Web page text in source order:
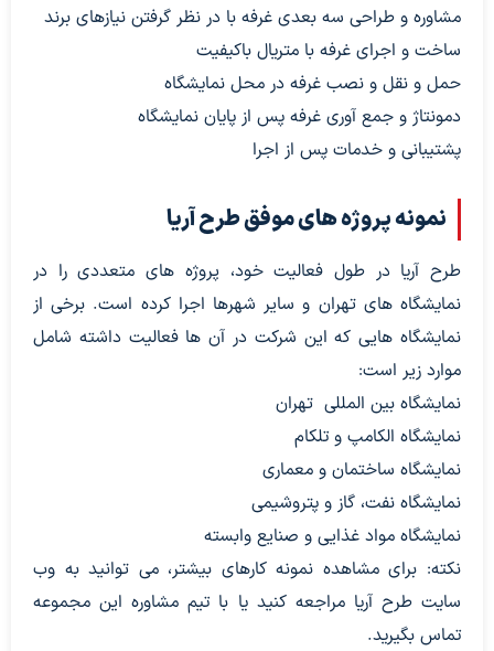
مشاوره و طراحی سه بعدی غرفه با در نظر گرفتن نیازهای برند
ساخت و اجرای غرفه با متریال باکیفیت
حمل و نقل و نصب غرفه در محل نمایشگاه
دمونتاژ و جمع آوری غرفه پس از پایان نمایشگاه
پشتیبانی و خدمات پس از اجرا
نمونه پروژه های موفق طرح آریا
طرح آریا در طول فعالیت خود، پروژه های متعددی را در
نمایشگاه های تهران و سایر شهرها اجرا کرده است. برخی از
نمایشگاه هایی که این شرکت در آن ها فعالیت داشته شامل
موارد زیر است:
نمایشگاه بین المللی تهران
نمایشگاه الکامپ و تلکام
نمایشگاه ساختمان و معماری
نمایشگاه نفت، گاز و پتروشیمی
نمایشگاه مواد غذایی و صنایع وابسته
نکته: برای مشاهده نمونه کارهای بیشتر، می توانید به وب
سایت طرح آریا مراجعه کنید یا با تیم مشاوره این مجموعه
تماس بگیرید.